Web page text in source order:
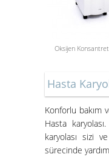
Süper Konfor ile
Yatakları
Hasta
Konforlu bakım
Hasta
karyolası sizi
sürecinde